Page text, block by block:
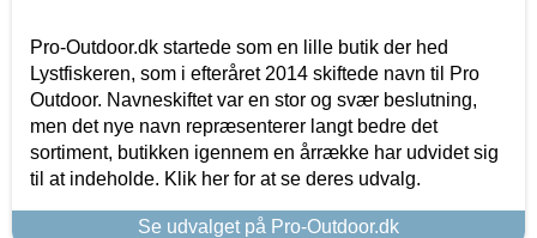
Pro-Outdoor.dk startede som en lille butik der hed
Lystfiskeren, som i efteråret 2014 skiftede navn til Pro
Outdoor. Navneskiftet var en stor og svær beslutning,
men det nye navn repræsenterer langt bedre det
sortiment, butikken igennem en årrække har udvidet sig
til at indeholde. Klik her for at se deres udvalg.
Se udvalget på Pro-Outdoor.dk